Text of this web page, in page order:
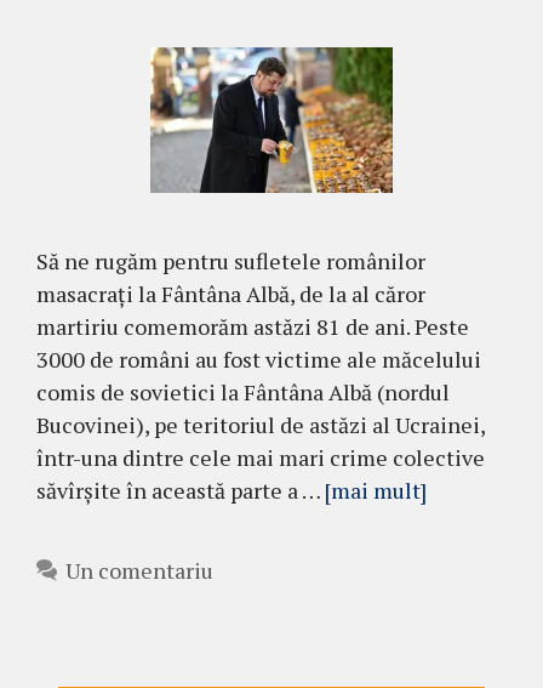
Să ne rugăm pentru sufletele românilor
masacrați la Fântâna Albă, de la al căror
martiriu comemorăm astăzi 81 de ani. Peste
3000 de români au fost victime ale măcelului
comis de sovietici la Fântâna Albă (nordul
Bucovinei), pe teritoriul de astăzi al Ucrainei,
într-una dintre cele mai mari crime colective
săvîrșite în această parte a … [mai mult]
Un comentariu